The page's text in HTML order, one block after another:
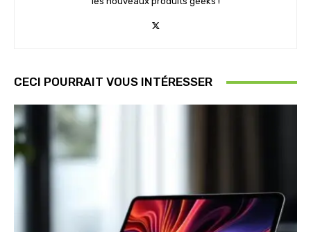
CECI POURRAIT VOUS INTÉRESSER